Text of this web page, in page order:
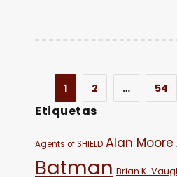
1 2 … 54
Etiquetas
Agents of SHIELD Alan Moore
Batman Brian K.